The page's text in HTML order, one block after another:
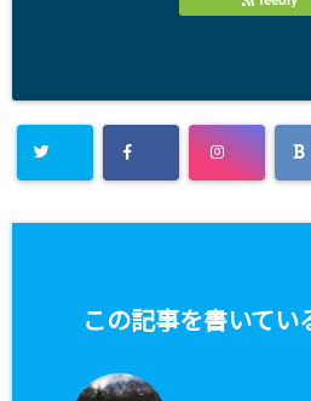
この記事を書いてい